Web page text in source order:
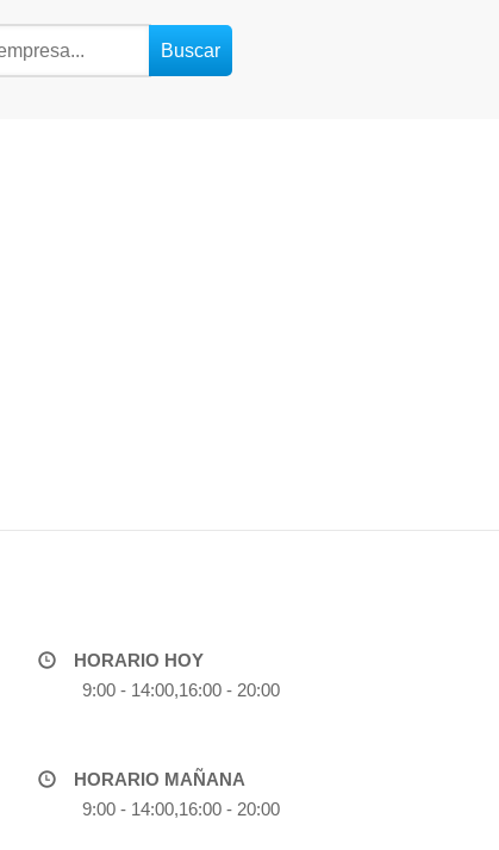
HORARIO HOY
9:00 - 14:00,16:00 - 20:00
HORARIO MAÑANA
9:00 - 14:00,16:00 - 20:00